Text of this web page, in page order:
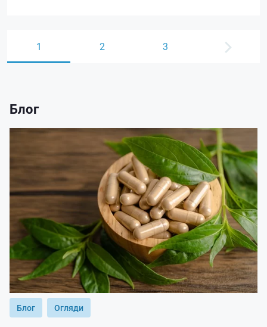
1 2 3
Блог
Блог Огляди